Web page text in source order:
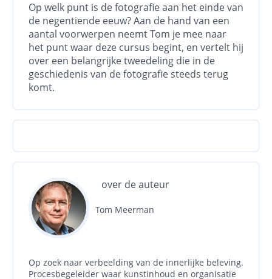
Op welk punt is de fotografie aan het einde van
de negentiende eeuw? Aan de hand van een
aantal voorwerpen neemt Tom je mee naar
het punt waar deze cursus begint, en vertelt hij
over een belangrijke tweedeling die in de
geschiedenis van de fotografie steeds terug
komt.
over de auteur
Tom Meerman
Op zoek naar verbeelding van de innerlijke beleving.
Procesbegeleider waar kunstinhoud en organisatie